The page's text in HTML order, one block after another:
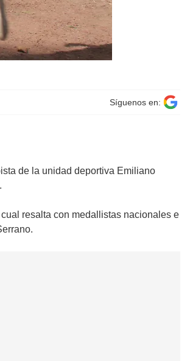
Síguenos en:
de la unidad deportiva Emiliano
resalta con medallistas nacionales e